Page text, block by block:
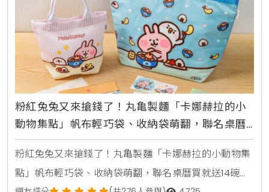
粉紅兔兔又來搶錢了！丸亀製麵「卡娜赫拉的小
動物集點」帆布輕巧袋、收納袋萌翻，聯名桌曆
買就送14碗烏龍麵
粉紅兔兔又來搶錢了！丸亀製麵「卡娜赫拉的小動物集
點」帆布輕巧袋、收納袋萌翻，聯名桌曆買就送14碗烏